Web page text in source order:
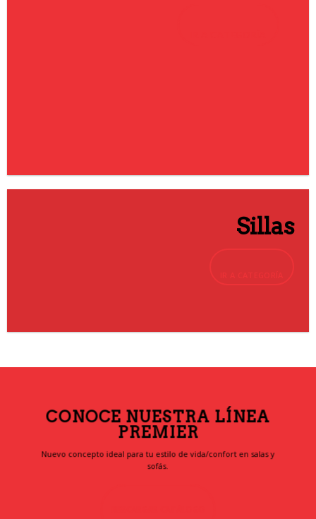
Sillas
CONOCE NUESTRA LÍNEA
PREMIER
Nuevo concepto ideal para tu estilo de vida/confort en salas y
sofás.